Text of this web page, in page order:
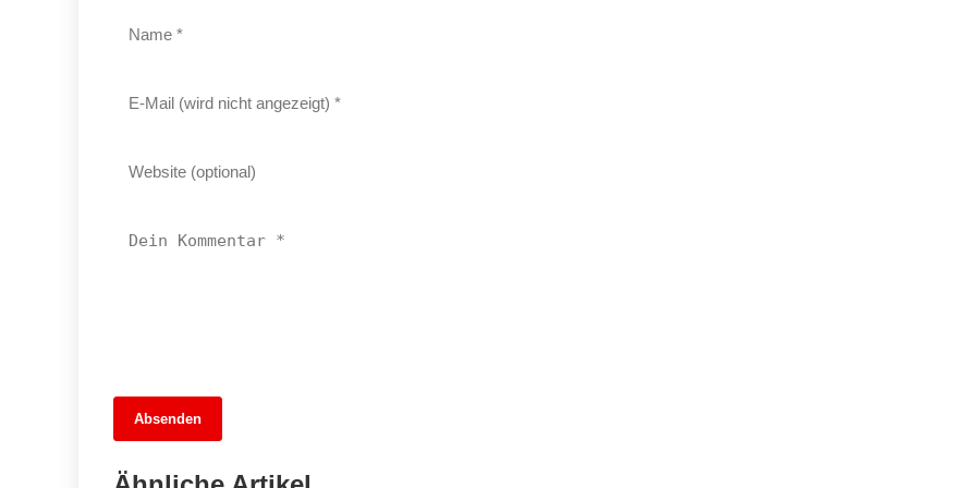
Absenden
MuseumsMeileMitte: Berlins neues
kulturelles Herz schlägt am